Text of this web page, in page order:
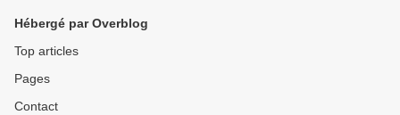
Hébergé par Overblog
Top articles
Pages
Contact